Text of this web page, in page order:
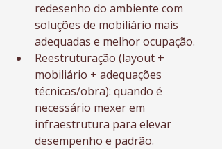
redesenho do ambiente com
soluções de mobiliário mais
adequadas e melhor ocupação.
Reestruturação (layout +
mobiliário + adequações
técnicas/obra): quando é
necessário mexer em
infraestrutura para elevar
desempenho e padrão.